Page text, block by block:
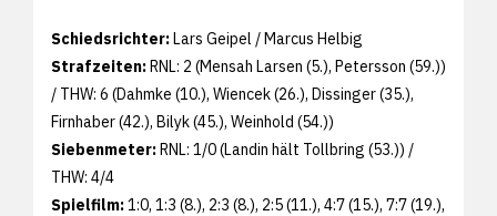
Schiedsrichter:Lars Geipel / Marcus Helbig
Strafzeiten:RNL: 2 (Mensah Larsen (5.), Petersson (59.))
/ THW: 6 (Dahmke (10.), Wiencek (26.), Dissinger (35.),
Firnhaber (42.), Bilyk (45.), Weinhold (54.))
Siebenmeter:RNL: 1/0 (Landin hält Tollbring (53.)) /
THW: 4/4
Spielfilm:1:0, 1:3 (8.), 2:3 (8.), 2:5 (11.), 4:7 (15.), 7:7 (19.),